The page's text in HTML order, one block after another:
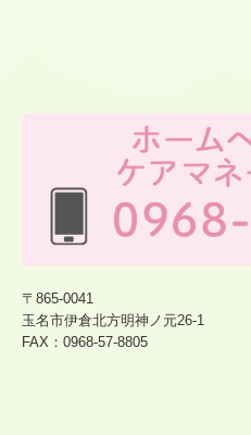
〒865-0041
玉名市伊倉北方明神ノ元26-1
FAX：0968-57-8805